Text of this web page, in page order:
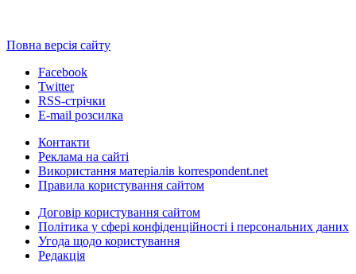
Повна версія сайту
Facebook
Twitter
RSS-стрічки
E-mail розсилка
Контакти
Реклама на сайті
Використання матеріалів korrespondent.net
Правила користування сайтом
Договір користування сайтом
Політика у сфері конфіденційності і персональних даних
Угода щодо користування
Редакція